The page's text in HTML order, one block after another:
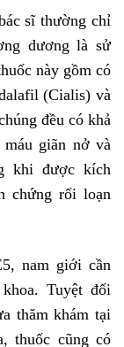
sĩ thường chỉ
dương là sử
này gồm có
(Cialis) và
đều có khả
giãn nở và
khi được kích
chứng rối loạn
nam giới cần
Tuyệt đối
thăm khám tại
thuốc cũng có